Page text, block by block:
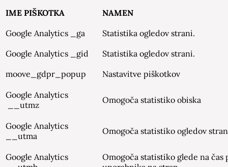
IME PIŠKOTKA
NAMEN
Google Analytics _ga
Statistika ogledov strani.
Google Analytics _gid
Statistika ogledov strani.
moove_gdpr_popup
Nastavitve piškotkov
Google Analytics
__utmz
Omogoča statistiko obiska
Google Analytics
__utma
Omogoča statistiko ogledov
Google Analytics
Omogoča statistiko glede na čas